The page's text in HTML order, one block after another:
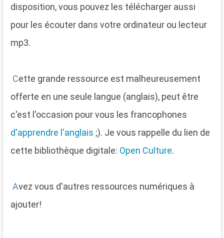
disposition, vous pouvez les télécharger aussi
pour les écouter dans votre ordinateur ou lecteur
mp3.
Cette grande ressource est malheureusement
offerte en une seule langue (anglais), peut être
c'est l'occasion pour vous les francophones
d'apprendre l'anglais ;). Je vous rappelle du lien de
cette bibliothèque digitale: Open Culture.
Avez vous d'autres ressources numériques à
ajouter!